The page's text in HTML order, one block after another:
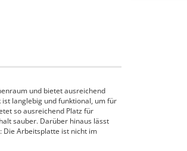
und bietet ausreichend
langlebig und funktional, um für
so ausreichend Platz für
sauber. Darüber hinaus lässt
Die Arbeitsplatte ist nicht im